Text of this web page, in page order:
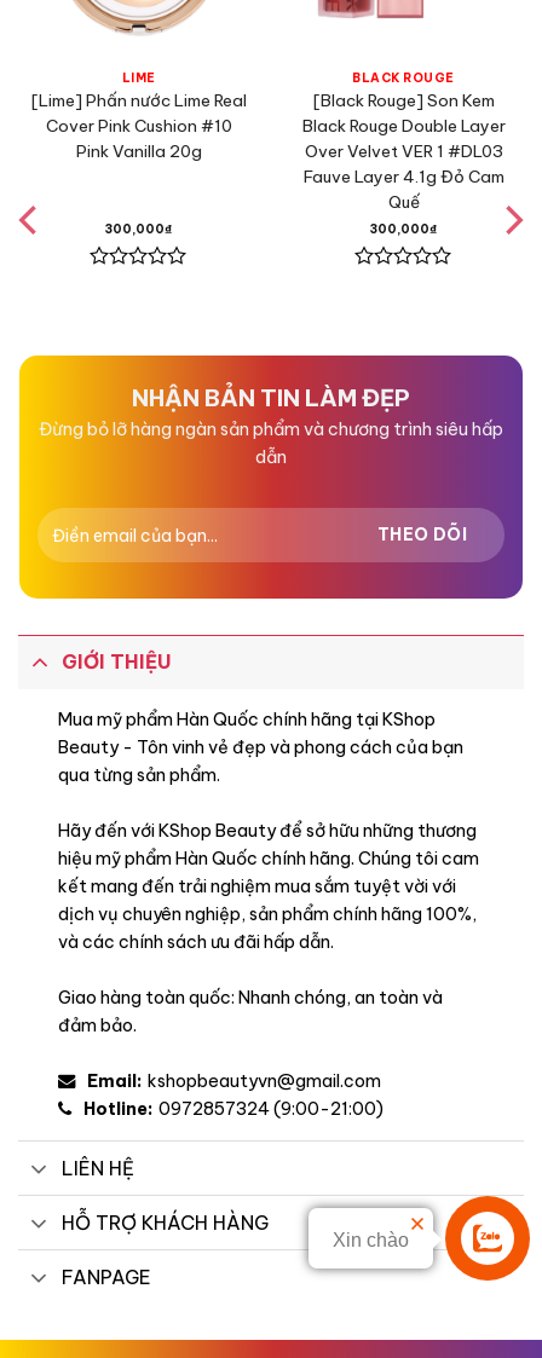
LIME
[Lime] Phấn nước Lime Real
Cover Pink Cushion #10
Pink Vanilla 20g
300,000₫
5
BLACK ROUGE
[Black Rouge] Son Kem
Black Rouge Double Layer
Over Velvet VER 1 #DL03
Fauve Layer 4.1g Đỏ Cam
Quế
300,000₫
5
Liên hệ
Xin chào
NHẬN BẢN TIN LÀM ĐẸP
Đừng bỏ lỡ hàng ngàn sản phẩm và chương trình siêu hấp
dẫn
GIỚI THIỆU
Mua mỹ phẩm Hàn Quốc chính hãng tại KShop
Beauty - Tôn vinh vẻ đẹp và phong cách của bạn
qua từng sản phẩm.
Hãy đến với KShop Beauty để sở hữu những thương
hiệu mỹ phẩm Hàn Quốc chính hãng. Chúng tôi cam
kết mang đến trải nghiệm mua sắm tuyệt vời với
dịch vụ chuyên nghiệp, sản phẩm chính hãng 100%,
và các chính sách ưu đãi hấp dẫn.
Giao hàng toàn quốc: Nhanh chóng, an toàn và
đảm bảo.
Email: kshopbeautyvn@gmail.com
Hotline: 0972857324 (9:00-21:00)
LIÊN HỆ
HỖ TRỢ KHÁCH HÀNG
FANPAGE